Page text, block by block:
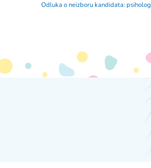
Odluka o neizboru kandidata: psiholog